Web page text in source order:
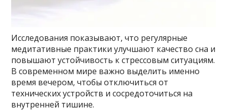
Исследования показывают, что регулярные
медитативные практики улучшают качество сна и
повышают устойчивость к стрессовым ситуациям.
В современном мире важно выделить именно
время вечером, чтобы отключиться от
технических устройств и сосредоточиться на
внутренней тишине.